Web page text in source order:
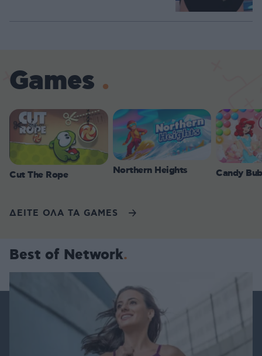
Games
Cut The Rope Northern Heights Candy
ΔΕΙΤΕ ΟΛΑ ΤΑ GAMES
Best of Network